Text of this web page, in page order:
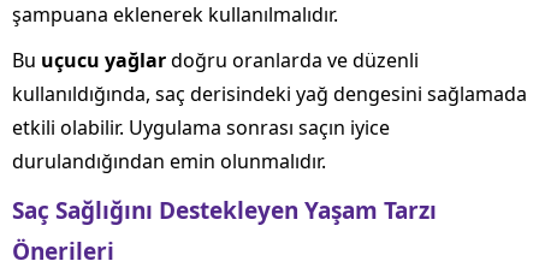
şampuana eklenerek kullanılmalıdır.
Bu uçucu yağlardoğru oranlarda ve düzenli
kullanıldığında, saç derisindeki yağ dengesini sağlamada
etkili olabilir. Uygulama sonrası saçın iyice
durulandığından emin olunmalıdır.
Saç Sağlığını Destekleyen Yaşam Tarzı
Önerileri